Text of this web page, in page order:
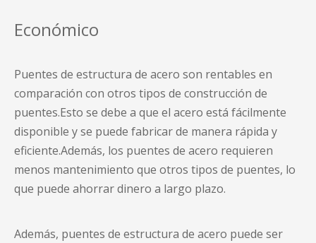
Económico
Puentes de estructura de acero son rentables en
comparación con otros tipos de construcción de
puentes.Esto se debe a que el acero está fácilmente
disponible y se puede fabricar de manera rápida y
eficiente.Además, los puentes de acero requieren
menos mantenimiento que otros tipos de puentes, lo
que puede ahorrar dinero a largo plazo.
Además, puentes de estructura de acero puede ser